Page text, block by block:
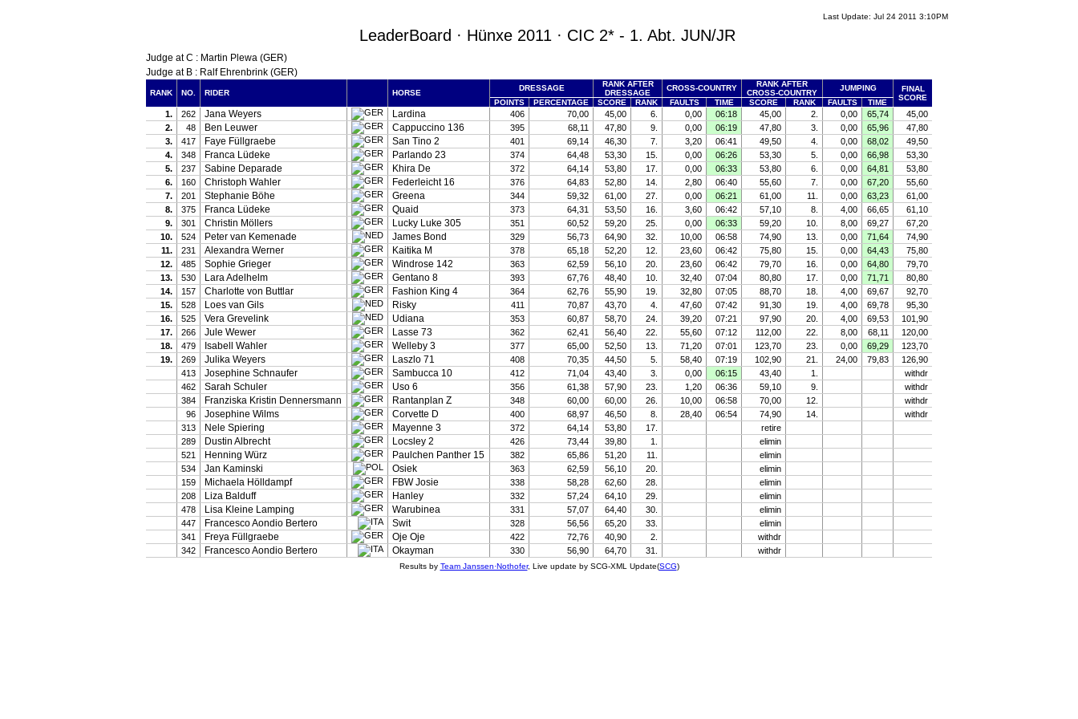
Last Update: Jul 24 2011 3:10PM
LeaderBoard · Hünxe 2011 · CIC 2* - 1. Abt. JUN/JR
Judge at C : Martin Plewa (GER)
Judge at B : Ralf Ehrenbrink (GER)
RANK NO. RIDER HORSE
DRESSAGE
RANK AFTER
DRESSAGE
CROSS-COUNTRY
RANK AFTER
CROSS-COUNTRY
JUMPING
FINAL
SCORE
POINTS PERCENTAGE SCORE RANK FAULTS TIME SCORE RANK FAULTS TIME
1. 262 Jana Weyers Lardina 406 70,00 45,00 6. 0,00 06:18 45,00 2. 0,00 65,74
45,00
2.
48 Ben Leuwer Cappuccino 136 395 68,11 47,80 9. 0,00 06:19 47,80 3. 0,00 65,96
47,80
3.
417 Faye Füllgraebe San Tino 2 401 69,14 46,30 7. 3,20 06:41 49,50 4. 0,00 68,02
49,50
4.
348 Franca Lüdeke Parlando 23 374 64,48 53,30 15. 0,00 06:26 53,30 5. 0,00 66,98
53,30
5.
237 Sabine Deparade Khira De 372 64,14 53,80 17. 0,00 06:33 53,80 6. 0,00 64,81
53,80
6.
160 Christoph Wahler Federleicht 16 376 64,83 52,80 14. 2,80 06:40 55,60 7. 0,00 67,20
55,60
7.
201 Stephanie Böhe Greena 344 59,32 61,00 27. 0,00 06:21 61,00 11. 0,00 63,23
61,00
8.
375 Franca Lüdeke Quaid 373 64,31 53,50 16. 3,60 06:42 57,10 8. 4,00 66,65
61,10
9.
301 Christin Möllers Lucky Luke 305 351 60,52 59,20 25. 0,00 06:33 59,20 10. 8,00 69,27
67,20
10.
524 Peter van Kemenade James Bond 329 56,73 64,90 32. 10,00 06:58 74,90 13. 0,00 71,64
74,90
11.
231 Alexandra Werner Kaitika M 378 65,18 52,20 12. 23,60 06:42 75,80 15. 0,00 64,43
75,80
12.
485 Sophie Grieger Windrose 142 363 62,59 56,10 20. 23,60 06:42 79,70 16. 0,00 64,80
79,70
13.
530 Lara Adelhelm Gentano 8 393 67,76 48,40 10. 32,40 07:04 80,80 17. 0,00 71,71
80,80
14.
157 Charlotte von Buttlar Fashion King 4 364 62,76 55,90 19. 32,80 07:05 88,70 18. 4,00 69,67
92,70
15.
528 Loes van Gils Risky 411 70,87 43,70 4. 47,60 07:42 91,30 19. 4,00 69,78
95,30
16.
525 Vera Grevelink Udiana 353 60,87 58,70 24. 39,20 07:21 97,90 20. 4,00 69,53
101,90
17.
266 Jule Wewer Lasse 73 362 62,41 56,40 22. 55,60 07:12 112,00 22. 8,00 68,11
120,00
18.
479 Isabell Wahler Welleby 3 377 65,00 52,50 13. 71,20 07:01 123,70 23. 0,00 69,29
123,70
19.
269 Julika Weyers Laszlo 71 408 70,35 44,50 5. 58,40 07:19 102,90 21. 24,00 79,83
126,90
413
Josephine Schnaufer Sambucca 10 412 71,04 43,40 3. 0,00 06:15 43,40 1.
withdr
462
Sarah Schuler Uso 6 356 61,38 57,90 23. 1,20 06:36 59,10 9.
withdr
384
Franziska Kristin Dennersmann Rantanplan Z 348 60,00 60,00 26. 10,00 06:58 70,00 12.
withdr
96
Josephine Wilms Corvette D 400 68,97 46,50 8. 28,40 06:54 74,90 14.
withdr
313
Nele Spiering Mayenne 3 372 64,14 53,80 17.
retire
289
Dustin Albrecht Locsley 2 426 73,44 39,80 1.
elimin
521
Henning Würz Paulchen Panther 15 382 65,86 51,20 11.
elimin
534
Jan Kaminski Osiek 363 62,59 56,10 20.
elimin
159
Michaela Hölldampf FBW Josie 338 58,28 62,60 28.
elimin
208
Liza Balduff Hanley 332 57,24 64,10 29.
elimin
478
Lisa Kleine Lamping Warubinea 331 57,07 64,40 30.
elimin
447
Francesco Aondio Bertero Swit 328 56,56 65,20 33.
elimin
341
Freya Füllgraebe Oje Oje 422 72,76 40,90 2.
withdr
342
Francesco Aondio Bertero Okayman 330 56,90 64,70 31. withdr
Results by Team Janssen·Nothofer, Live update by SCG-XML Update(SCG)